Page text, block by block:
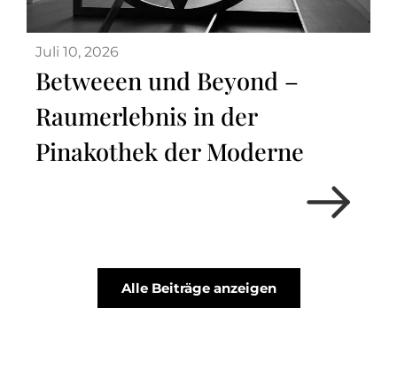
Juli 10, 2026
Betweeen und Beyond –
Raumerlebnis in der
Pinakothek der Moderne
Alle Beiträge anzeigen